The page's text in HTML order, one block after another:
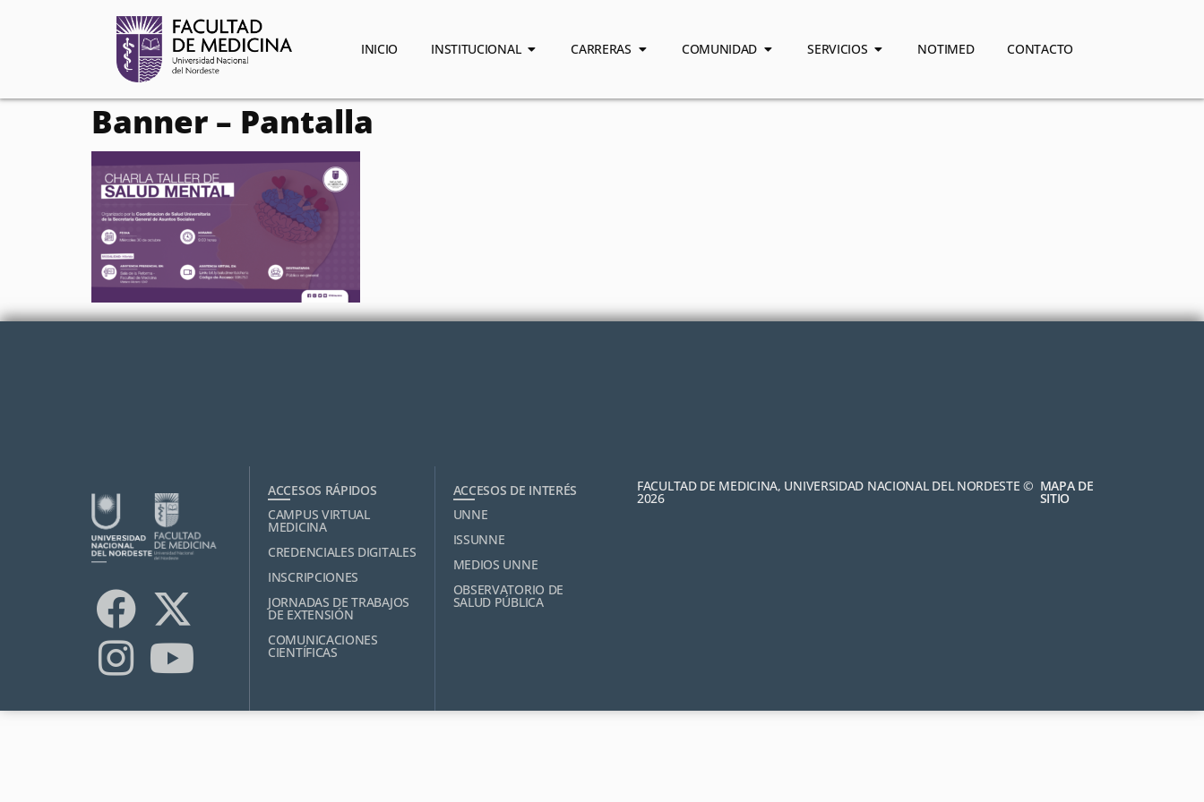
INICIO INSTITUCIONAL CARRERAS COMUNIDAD SERVICIOS NOTIMED CONTACTO
Banner – Pantalla
ACCESOS RÁPIDOS
CAMPUS VIRTUAL
MEDICINA
CREDENCIALES DIGITALES
INSCRIPCIONES
JORNADAS DE TRABAJOS
DE EXTENSIÓN
COMUNICACIONES
CIENTÍFICAS
ACCESOS DE INTERÉS
UNNE
ISSUNNE
MEDIOS UNNE
OBSERVATORIO DE
SALUD PÚBLICA
FACULTAD DE MEDICINA, UNIVERSIDAD NACIONAL DEL NORDESTE ©
2026
MAPA DE
SITIO